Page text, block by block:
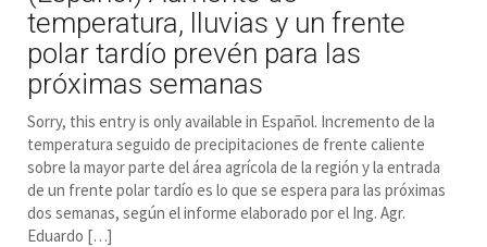
temperatura, lluvias y un frente
polar tardío prevén para las
próximas semanas
Sorry, this entry is only available in Español. Incremento de la
temperatura seguido de precipitaciones de frente caliente
sobre la mayor parte del área agrícola de la región y la entrada
de un frente polar tardío es lo que se espera para las próximas
dos semanas, según el informe elaborado por el Ing. Agr.
Eduardo […]